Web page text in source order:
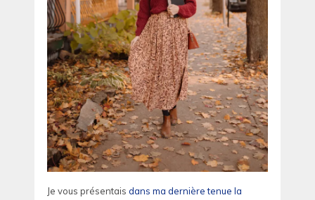
Je vous présentais dans ma dernière tenue la